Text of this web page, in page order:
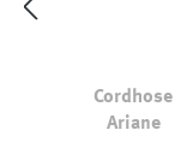
Cordhose
Ariane